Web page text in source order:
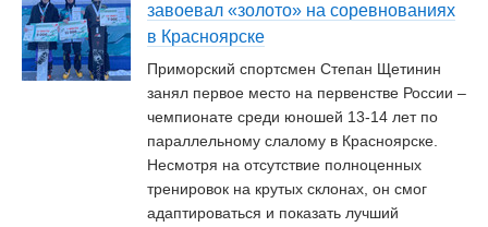
завоевал «золото» на соревнованиях
в Красноярске
Приморский спортсмен Степан Щетинин
занял первое место на первенстве России –
чемпионате среди юношей 13-14 лет по
параллельному слалому в Красноярске.
Несмотря на отсутствие полноценных
тренировок на крутых склонах, он смог
адаптироваться и показать лучший